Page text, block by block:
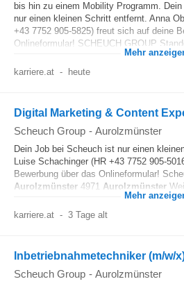
bis hin zu einem Mobility Programm.
nur einen kleinen Schritt entfernt. Anna
+43 7752 905-5825) freut sich auf deine
Onlineformular! SCHEUCH GROUP
Mehr
karriere.at - heute
Digital Marketing & Content
Scheuch Group - Aurolzmünster
Dein Job bei Scheuch ist nur einen
Luise Schachinger (HR +43 7752 905-
Bewerbung über das Onlineformular!
Aurolzmünster 4971 Aurolzmünster
Mehr
karriere.at - 3 Tage alt
Inbetriebnahmetechniker (m/w/
Scheuch Group - Aurolzmünster